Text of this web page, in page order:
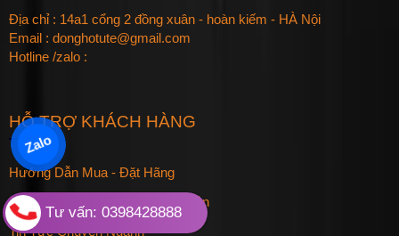
Địa chỉ : 14a1 cổng 2 đồng xuân - hoàn kiếm - HÀ Nội
Email : donghotute@gmail.com
Hotline /zalo :
HỖ TRỢ KHÁCH HÀNG
Hướng Dẫn Mua - Đặt Hãng
Hướng Dẫn Sử Dụng & Bảo Quản
Tin Tức Chuyên Ngành
Tư vấn: 0398428888
Zalo